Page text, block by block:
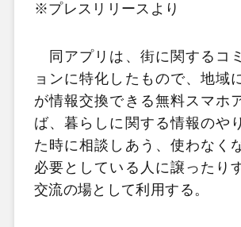
※プレスリリースより
同アプリは、街に関するコ
ョンに特化したもので、地域
が情報交換できる無料スマホ
ば、暮らしに関する情報のや
た時に相談しあう、使わなく
必要としている人に譲ったり
交流の場として利用する。